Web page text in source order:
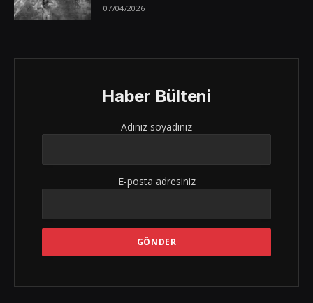
07/04/2026
Haber Bülteni
Adınız soyadınız
E-posta adresiniz